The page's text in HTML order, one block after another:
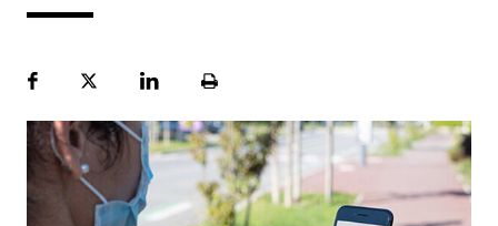
FacebookPlattformLinekdInSeite